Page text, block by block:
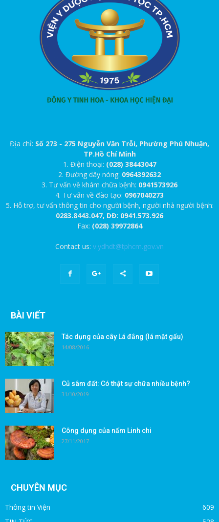
Địa chỉ: Số 273 - 275 Nguyễn Văn Trỗi, Phường Phú Nhuận,
TP.Hồ Chí Minh
1. Điện thoại: (028) 38443047
2. Đường dây nóng: 0964392632
3. Tư vấn về khám chữa bệnh: 0941573926
4. Tư vấn về đào tạo: 0967040273
5. Hỗ trợ, tư vấn thông tin cho người bệnh, người nhà người bệnh:
0283.8443.047, DĐ: 0941.573.926
Fax: (028) 39972864
Contact us: v.ydhdt@tphcm.gov.vn
BÀI VIẾT
Tác dụng của cây Lá đắng (lá mật gấu)
14/08/2016
Củ sâm đất: Có thật sự chữa nhiều bệnh?
31/10/2019
Công dụng của nấm Linh chi
27/11/2017
CHUYÊN MỤC
Thông tin Viện
609